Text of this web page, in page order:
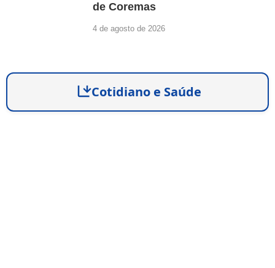
de Coremas
4 de agosto de 2026
Cotidiano e Saúde